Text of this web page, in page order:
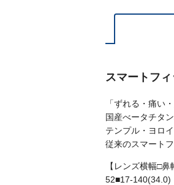
スマートフィ
「ずれる・痛い
国産べータチタ
テンプル・ヨロ
従来のスマート
【レンズ横幅□
52■17-140(34.0)